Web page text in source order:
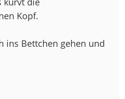
Kopf.
ins Bettchen gehen und